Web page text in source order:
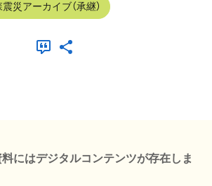
災アーカイブ（承継）
料にはデジタルコンテンツが存在しま